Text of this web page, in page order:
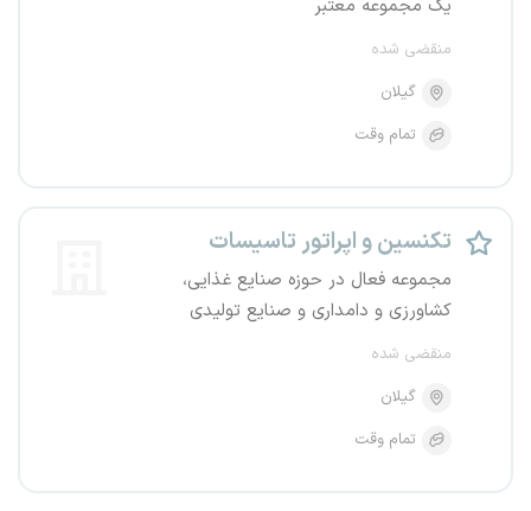
یک مجموعه معتبر
منقضی شده
گیلان
تمام وقت
تکنسین و اپراتور تاسیسات
مجموعه فعال در حوزه صنایع غذایی،
کشاورزی و دامداری و صنایع تولیدی
منقضی شده
گیلان
تمام وقت